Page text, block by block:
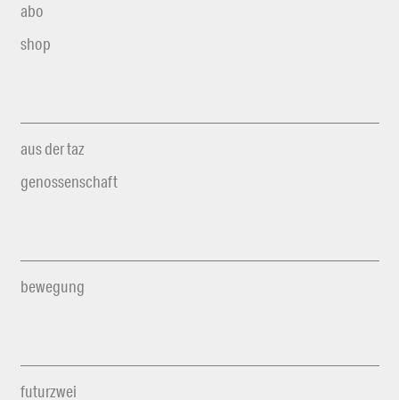
abo
shop
aus der taz
genossenschaft
bewegung
futurzwei